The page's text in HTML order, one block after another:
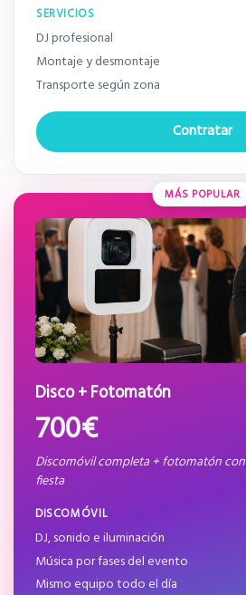
SERVICIOS
DJ profesional
Montaje y desmontaje
Transporte según zona
Contratar
MÁS POPULAR
Disco + Fotomatón
700€
Discomóvil completa + fotomatón
fiesta
DISCOMÓVIL
DJ, sonido e iluminación
Música por fases del evento
Mismo equipo todo el día